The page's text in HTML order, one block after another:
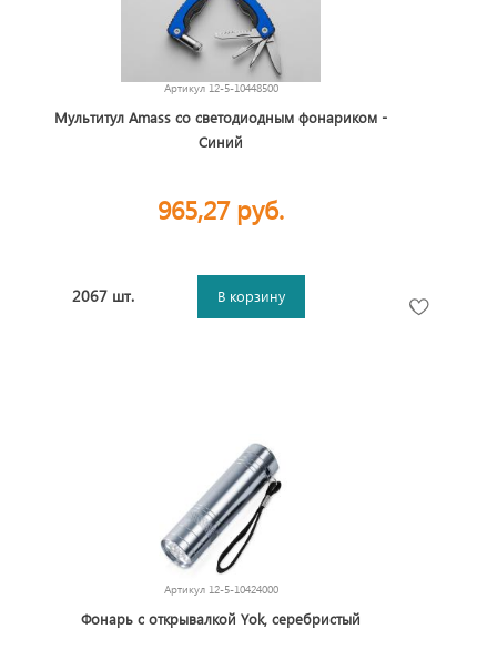
Артикул 12-5-10448500
Мультитул Amass со светодиодным фонариком -
Синий
965,27 руб.
2067 шт. В корзину
Артикул 12-5-10424000
Фонарь с открывалкой Yok, серебристый